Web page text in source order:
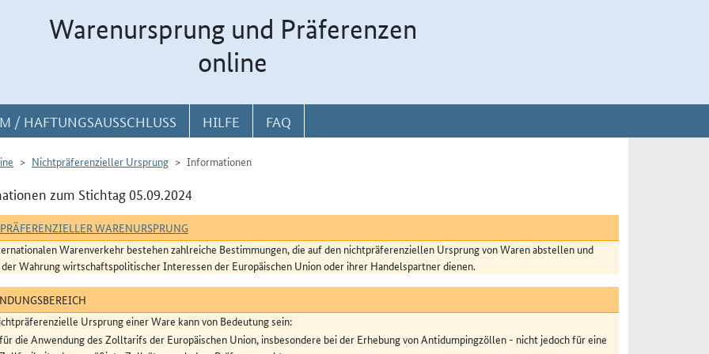
Warenursprung und Präferenzen
online
/ HAFTUNGSAUSSCHLUSS HILFE FAQ
Nichtpräferenzieller Ursprung Informationen
zum Stichtag 05.09.2024
WARENURSPRUNG
Warenverkehr bestehen zahlreiche Bestimmungen, die auf den nichtpräferenziellen Ursprung von Waren abstellen und
Wahrung wirtschaftspolitischer Interessen der Europäischen Union oder ihrer Handelspartner dienen.
Ursprung einer Ware kann von Bedeutung sein:
für die Anwendung des Zolltarifs der Europäischen Union, insbesondere bei der Erhebung von Antidumpingzöllen - nicht jedoch für eine